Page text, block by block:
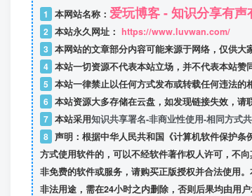
1 本网站名称： 爱玩博客 - 知识分享有声
2 本站永久网址： https://www.luvwan.com/
3 本网站的文章部分内容可能来源于网络，仅供大
4 本站一切资源不代表本站立场，并不代表本站赞
5 本站一律禁止以任何方式发布或转载任何违法的
6 本站资源大多存储在云盘，如发现链接失效，请
7 本站采用知识共享署名-非商业性使用-相同方式
8 声明：根据中华人民共和国《计算机软件保护
方式使用软件的，可以不经软件著作权人许可，不
非免费的软件或服务，请购买正版授权并合法使用
非法用途，需在24小时之内删除，否则后果均由用户